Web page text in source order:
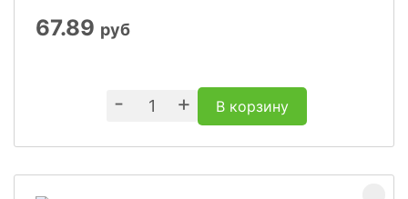
67.89 руб
- + В корзину